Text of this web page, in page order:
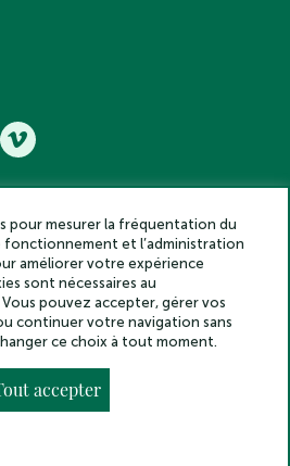
et belles lettres – Tous droits réservés
2025
de confidentialité
légales
Crédits
des cookies
by
pour mesurer la fréquentation du
fonctionnement et l’administration
améliorer votre expérience
sont nécessaires au
pouvez accepter, gérer vos
continuer votre navigation sans
ce choix à tout moment.
accepter